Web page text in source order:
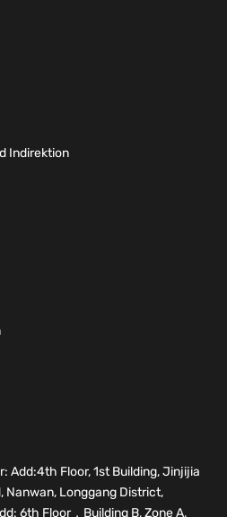
Indirektion
Add:4th Floor, 1st Building, Jinjijia
Nanwan, Longgang District,
6th Floor，Building B, Zone A,